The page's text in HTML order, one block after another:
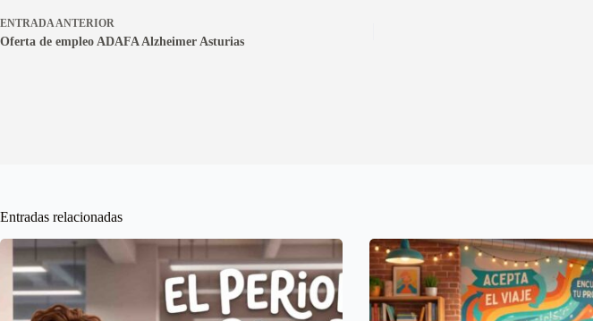
ENTRADAANTERIOR
Oferta de empleo ADAFA Alzheimer Asturias
Entradas relacionadas